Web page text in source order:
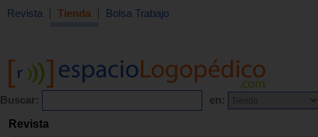
Revista Tienda Bolsa Trabajo
Buscar: en:
Revista